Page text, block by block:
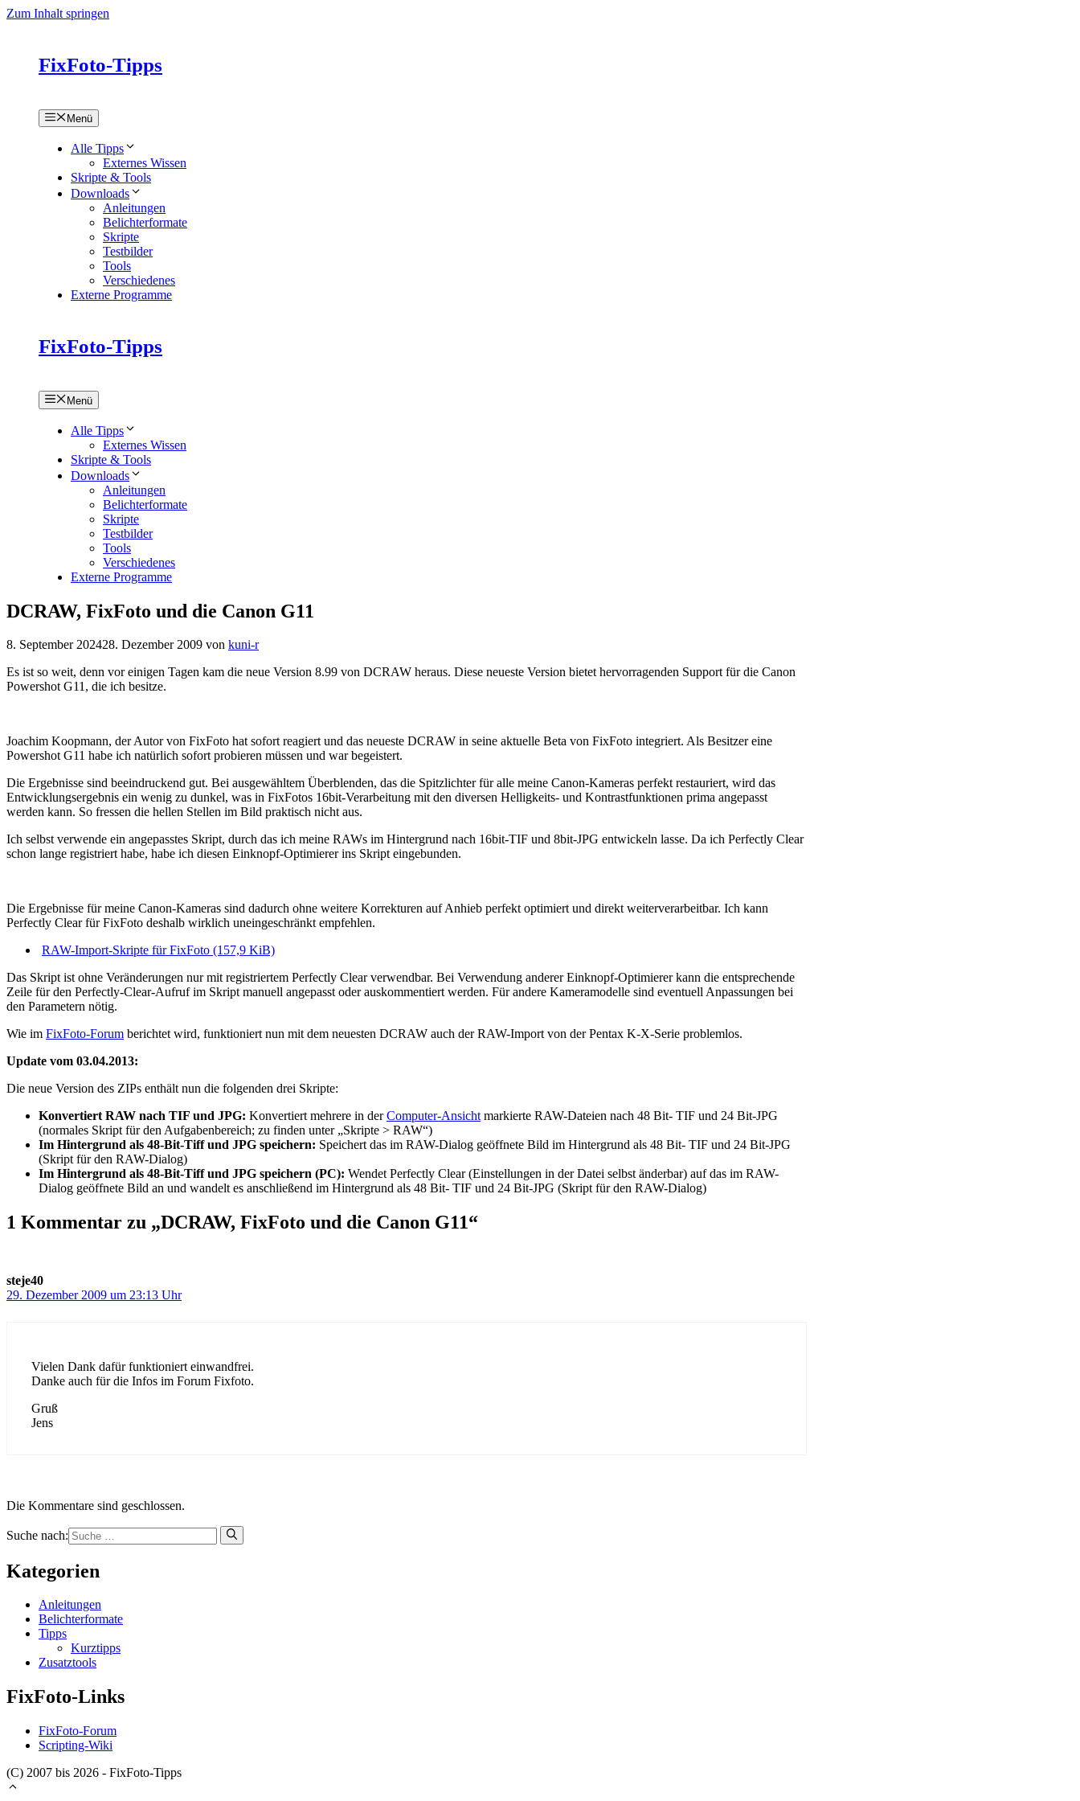
Zum Inhalt springen
FixFoto-Tipps
Menü
Alle Tipps
Externes Wissen
Skripte & Tools
Downloads
Anleitungen
Belichterformate
Skripte
Testbilder
Tools
Verschiedenes
Externe Programme
FixFoto-Tipps
Menü
Alle Tipps
Externes Wissen
Skripte & Tools
Downloads
Anleitungen
Belichterformate
Skripte
Testbilder
Tools
Verschiedenes
Externe Programme
DCRAW, FixFoto und die Canon G11
8. September 202428. Dezember 2009 von kuni-r
Es ist so weit, denn vor einigen Tagen kam die neue Version 8.99 von DCRAW heraus. Diese neueste Version bietet hervorragenden Support für die Canon
Powershot G11, die ich besitze.
Joachim Koopmann, der Autor von FixFoto hat sofort reagiert und das neueste DCRAW in seine aktuelle Beta von FixFoto integriert. Als Besitzer eine
Powershot G11 habe ich natürlich sofort probieren müssen und war begeistert.
Die Ergebnisse sind beeindruckend gut. Bei ausgewähltem Überblenden, das die Spitzlichter für alle meine Canon-Kameras perfekt restauriert, wird das
Entwicklungsergebnis ein wenig zu dunkel, was in FixFotos 16bit-Verarbeitung mit den diversen Helligkeits- und Kontrastfunktionen prima angepasst
werden kann. So fressen die hellen Stellen im Bild praktisch nicht aus.
Ich selbst verwende ein angepasstes Skript, durch das ich meine RAWs im Hintergrund nach 16bit-TIF und 8bit-JPG entwickeln lasse. Da ich Perfectly Clear
schon lange registriert habe, habe ich diesen Einknopf-Optimierer ins Skript eingebunden.
Die Ergebnisse für meine Canon-Kameras sind dadurch ohne weitere Korrekturen auf Anhieb perfekt optimiert und direkt weiterverarbeitbar. Ich kann
Perfectly Clear für FixFoto deshalb wirklich uneingeschränkt empfehlen.
RAW-Import-Skripte für FixFoto (157,9 KiB)
Das Skript ist ohne Veränderungen nur mit registriertem Perfectly Clear verwendbar. Bei Verwendung anderer Einknopf-Optimierer kann die entsprechende
Zeile für den Perfectly-Clear-Aufruf im Skript manuell angepasst oder auskommentiert werden. Für andere Kameramodelle sind eventuell Anpassungen bei
den Parametern nötig.
Wie im FixFoto-Forum berichtet wird, funktioniert nun mit dem neuesten DCRAW auch der RAW-Import von der Pentax K-X-Serie problemlos.
Update vom 03.04.2013:
Die neue Version des ZIPs enthält nun die folgenden drei Skripte:
Konvertiert RAW nach TIF und JPG: Konvertiert mehrere in derComputer-Ansichtmarkierte RAW-Dateien nach 48 Bit- TIF und 24 Bit-JPG
(normales Skript für den Aufgabenbereich; zu finden unter „Skripte > RAW“)
Im Hintergrund als 48-Bit-Tiff und JPG speichern: Speichert das im RAW-Dialog geöffnete Bild im Hintergrund als 48 Bit- TIF und 24 Bit-JPG
(Skript für den RAW-Dialog)
Im Hintergrund als 48-Bit-Tiff und JPG speichern (PC): Wendet Perfectly Clear (Einstellungen in der Datei selbst änderbar) auf das im RAW-
Dialog geöffnete Bild an und wandelt es anschließend im Hintergrund als 48 Bit- TIF und 24 Bit-JPG (Skript für den RAW-Dialog)
1 Kommentar zu „DCRAW, FixFoto und die Canon G11“
steje40
29. Dezember 2009 um 23:13 Uhr
Vielen Dank dafür funktioniert einwandfrei.
Danke auch für die Infos im Forum Fixfoto.
Gruß
Jens
Die Kommentare sind geschlossen.
Suche nach:
Kategorien
Anleitungen
Belichterformate
Tipps
Kurztipps
Zusatztools
FixFoto-Links
FixFoto-Forum
Scripting-Wiki
(C) 2007 bis 2026 - FixFoto-Tipps